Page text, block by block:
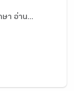
ษา อ่าน...